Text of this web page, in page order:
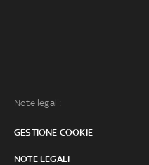
Note legali:
GESTIONE COOKIE
NOTE LEGALI